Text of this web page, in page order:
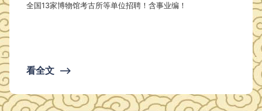
全国13家博物馆考古所等单位招聘！含事业编！
看全文 ⟶